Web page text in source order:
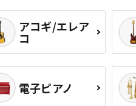
アコギ/エレア
コ
電子ピアノ